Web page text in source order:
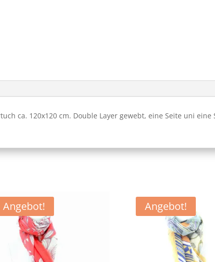
ca. 120x120 cm. Double Layer gewebt, eine Seite uni
Angebot! Angebot!